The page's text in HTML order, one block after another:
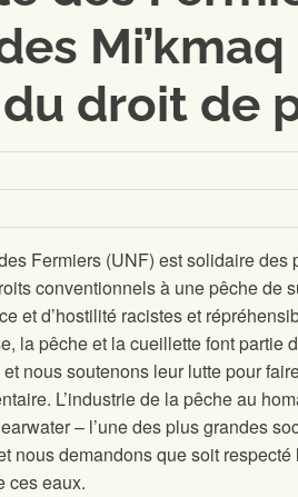
droit de
Fermiers (UNF) est solidaire
conventionnels à une pêche de
et d’hostilité racistes et
la pêche et la cueillette font partie
nous soutenons leur lutte pour
L’industrie de la pêche au
– l’une des plus grandes
nous demandons que soit
ces eaux.